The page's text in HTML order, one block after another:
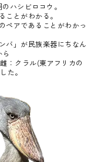
ハシビロコウ。
ことがわかる。
ペアであることがわかっ
バ」が民族楽器にちなん
：クラル(東アフリカの
た。